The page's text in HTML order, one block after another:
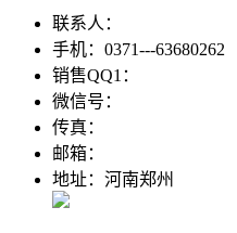
联系人：
手机：0371---63680262
销售QQ1：
微信号：
传真：
邮箱：
地址：河南郑州